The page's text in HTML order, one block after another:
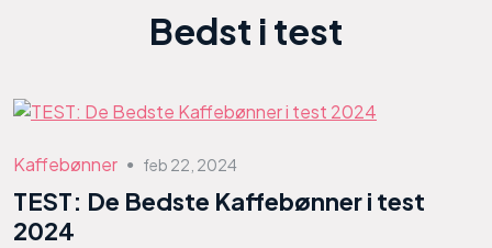
Bedst i test
Kaffebønner ● feb 22, 2024
TEST: De Bedste Kaffebønner i test
2024